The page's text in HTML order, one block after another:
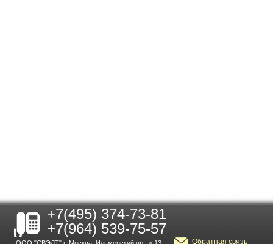
+7(495) 374-73-81
+7(964) 539-75-57
Обратная связь